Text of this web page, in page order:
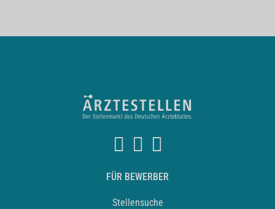
FÜR BEWERBER
Stellensuche